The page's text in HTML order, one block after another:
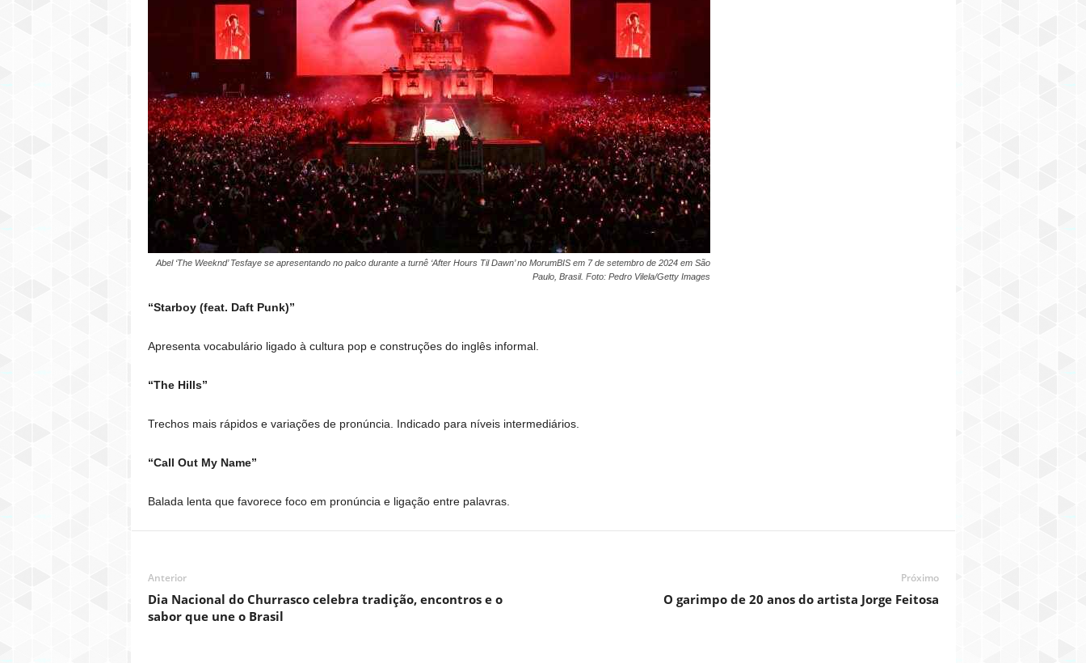
Abel ‘The Weeknd’ Tesfaye se apresentando no palco durante a turnê ‘After Hours Til Dawn’ no MorumBIS em 7 de setembro de 2024 em São
Paulo, Brasil. Foto: Pedro Vilela/Getty Images
“Starboy (feat. Daft Punk)”
Apresenta vocabulário ligado à cultura pop e construções do inglês informal.
“The Hills”
Trechos mais rápidos e variações de pronúncia. Indicado para níveis intermediários.
“Call Out My Name”
Balada lenta que favorece foco em pronúncia e ligação entre palavras.
Anterior
Dia Nacional do Churrasco celebra tradição, encontros e o
sabor que une o Brasil
Próximo
O garimpo de 20 anos do artista Jorge Feitosa